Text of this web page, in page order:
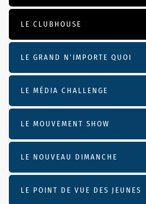
LE CLUBHOUSE
LE GRAND N’IMPORTE QUOI
LE MÉDIA CHALLENGE
LE MOUVEMENT SHOW
LE NOUVEAU DIMANCHE
LE POINT DE VUE DES JEUNES